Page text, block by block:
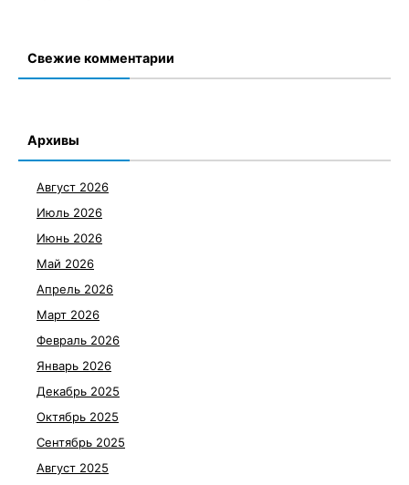
Свежие комментарии
Архивы
Август 2026
Июль 2026
Июнь 2026
Май 2026
Апрель 2026
Март 2026
Февраль 2026
Январь 2026
Декабрь 2025
Октябрь 2025
Сентябрь 2025
Август 2025